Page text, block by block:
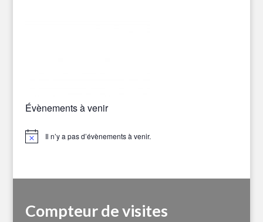
Évènements à venir
Notice Il n’y a pas d’évènements à venir.
Compteur de visites